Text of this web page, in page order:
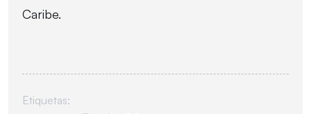
Caribe.
Etiquetas: